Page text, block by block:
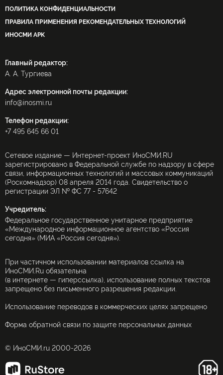
ПОЛИТИКА КОНФИДЕНЦИАЛЬНОСТИ
ПРАВИЛА ПРИМЕНЕНИЯ РЕКОМЕНДАТЕЛЬНЫХ ТЕХНОЛОГИЙ
ИНОСМИ APK
Главный редактор:
А. А. Тургиева
Адрес электронной почты редакции:
info@inosmi.ru
Телефон редакции:
+7 495 645 66 01
Сетевое издание — Интернет-проект ИноСМИ.RU
зарегистрировано в Федеральной службе по надзору в сфере
связи, информационных технологий и массовых коммуникаций
(Роскомнадзор) 08 апреля 2014 года. Свидетельство о
регистрации ЭЛ № ФС 77 - 57642
Учредитель:
Федеральное государственное унитарное предприятие
«Международное информационное агентство «Россия
сегодня» (МИА «Россия сегодня»).
При частичном использовании материалов ссылка на
ИноСМИ.Ru обязательна
(в интернете — гиперссылка), использование полных текстов
запрещено без письменного разрешения редакции.
Использование переводов в коммерческих целях запрещено
Форма обратной связи по защите персональных данных
© ИноСМИ.ru 2000-2026